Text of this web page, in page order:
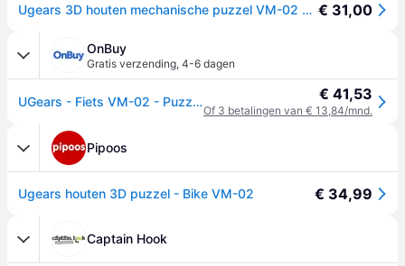
Ugears 3D houten mechanische puzzel VM-02 Motor (chopper) € 31,00
OnBuy
Gratis verzending, 4-6 dagen
UGears - Fiets VM-02 - Puzzel van 189 stukken in multiplex voor een 14-jarige jongen € 41,53
Of 3 betalingen van € 13,84/mnd.
Pipoos
Ugears houten 3D puzzel - Bike VM-02 € 34,99
Captain Hook